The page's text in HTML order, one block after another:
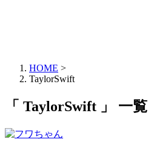
HOME >
TaylorSwift
「 TaylorSwift 」 一覧